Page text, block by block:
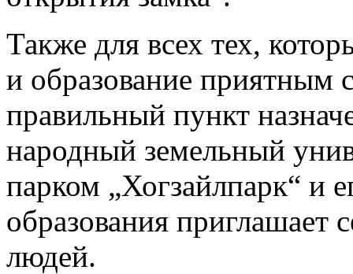
Также для всех тех,
и образование приятным
правильный пункт
народный земельный
парком „Хогзайлпарк“ и
образования
людей.